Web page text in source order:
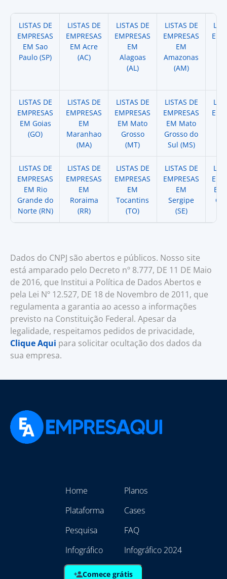
LISTAS DE
EMPRESAS
EM Sao
Paulo (SP)
LISTAS DE
EMPRESAS
EM Acre
(AC)
LISTAS DE
EMPRESAS
EM
Alagoas
(AL)
LISTAS DE
EMPRESAS
EM
Amazonas
(AM)
LISTAS DE
EMPRESAS
EM Goias
(GO)
LISTAS DE
EMPRESAS
EM
Maranhao
(MA)
LISTAS DE
EMPRESAS
EM Mato
Grosso
(MT)
LISTAS DE
EMPRESAS
EM Mato
Grosso do
Sul (MS)
LISTAS DE
EMPRESAS
EM Rio
Grande do
Norte (RN)
LISTAS DE
EMPRESAS
EM
Roraima
(RR)
LISTAS DE
EMPRESAS
EM
Tocantins
(TO)
LISTAS DE
EMPRESAS
EM
Sergipe
(SE)
EM
Dados do CNPJ são abertos e públicos. Nosso site
está amparado pelo Decreto nº 8.777, DE 11 DE Maio
de 2016, que Institui a Política de Dados Abertos e
pela Lei Nº 12.527, DE 18 de Novembro de 2011, que
regulamenta a garantia ao acesso a informações
previsto na Constituição Federal. Apesar da
legalidade, respeitamos pedidos de privacidade,
Clique Aqui para solicitar ocultação dos dados da
sua empresa.
Home
Plataforma
Pesquisa
Infográfico
Planos
Cases
FAQ
Infográfico 2024
Comece grátis